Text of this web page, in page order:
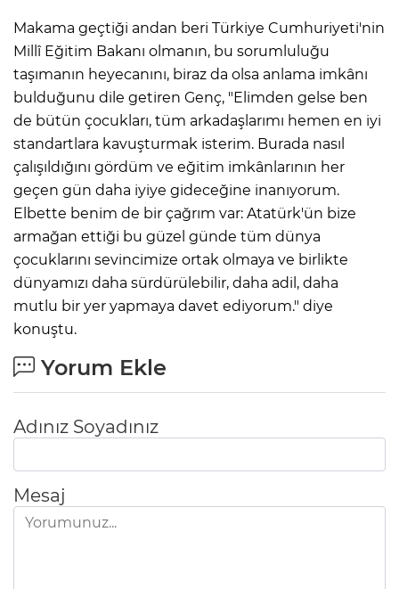
Makama geçtiği andan beri Türkiye Cumhuriyeti'nin
Millî Eğitim Bakanı olmanın, bu sorumluluğu
taşımanın heyecanını, biraz da olsa anlama imkânı
bulduğunu dile getiren Genç, "Elimden gelse ben
de bütün çocukları, tüm arkadaşlarımı hemen en iyi
standartlara kavuşturmak isterim. Burada nasıl
çalışıldığını gördüm ve eğitim imkânlarının her
geçen gün daha iyiye gideceğine inanıyorum.
Elbette benim de bir çağrım var: Atatürk'ün bize
armağan ettiği bu güzel günde tüm dünya
çocuklarını sevincimize ortak olmaya ve birlikte
dünyamızı daha sürdürülebilir, daha adil, daha
mutlu bir yer yapmaya davet ediyorum." diye
konuştu.
Yorum Ekle
Adınız Soyadınız
Mesaj